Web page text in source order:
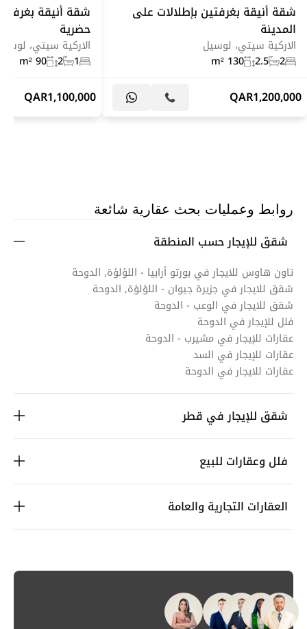
شقة أنيقة بغرفتين بإطلالات على
المدينة
الاركية سيتي، لوسيل
2
2.5
130 m²
1,200,000
QAR
شقة أنيقة بغرفة
حضرية
الاركية سيتي،
1
2
90 m²
1,100,000
QAR
روابط وعمليات بحث عقارية شائعة
شقق للإيجار حسب المنطقة
تاون هاوس للايجار في بورتو أرابيا - اللؤلؤة, الدوحة
شقق للايجار في جزيرة جيوان - اللؤلؤة, الدوحة
شقق للايجار في الوعب - الدوحة
فلل للإيجار في الدوحة
عقارات للإيجار في مشيرب - الدوحة
عقارات للإيجار في السد
عقارات للايجار في الدوحة
شقق للإيجار في قطر
فلل وعقارات للبيع
العقارات التجارية والعامة